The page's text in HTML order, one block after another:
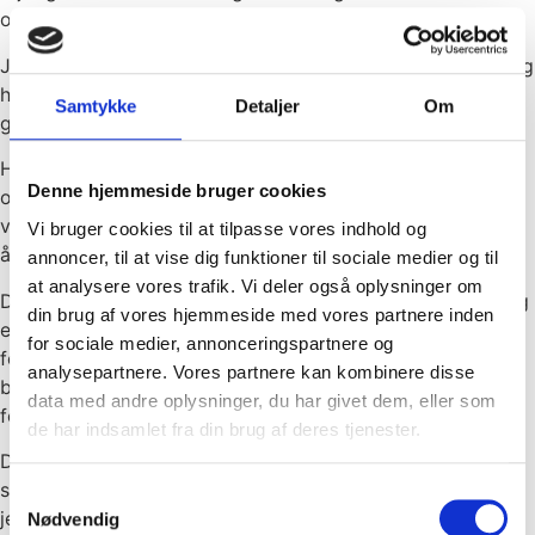
Samtykke Detaljer Om
Denne hjemmeside bruger cookies
Vi bruger cookies til at tilpasse vores indhold og
annoncer, til at vise dig funktioner til sociale medier og til
at analysere vores trafik. Vi deler også oplysninger om
din brug af vores hjemmeside med vores partnere inden
for sociale medier, annonceringspartnere og
analysepartnere. Vores partnere kan kombinere disse
data med andre oplysninger, du har givet dem, eller som
de har indsamlet fra din brug af deres tjenester.
Samtykkevalg
Nødvendig
os i 10 år.
Joan har vi været så heldige at have hos os i hele 15 år, og
hun blev overrasket på sin arbejdsplads med blomster og
gave af serviceleder Joanna.
Heldigvis sluttede januar med en glædelig nyhed om
ophævede corona restriktioner, og vi kunne derfor
velfortjent fejre servicemedarbejder Krzysztof og hans 10
års milepæl i Kongsvang.
Det kan aldrig nævnes nok hvor pavestolte vi i Kongsvang
er af det store arbejde vores medarbejdere hver dag gør
for at holde hjulene igang. Rengøringsbranchen er en
branche hvor hver eneste medarbejder gør en kæmpe
forskel for vores kunder og det er værd at fejre.
Der skal derfor lyde et stort hurra og tillykke til alle vores
skønne januar jubilarer. I kan være stolte af jer selv og
jeres arbejde – det er vi nemlig! Af hjertet tak for